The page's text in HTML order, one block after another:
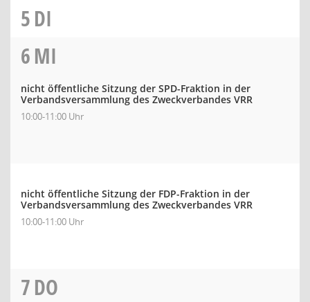
5DI
6MI
nicht öffentliche Sitzung der SPD-Fraktion in der
Verbandsversammlung des Zweckverbandes VRR
10:00-11:00 Uhr
nicht öffentliche Sitzung der FDP-Fraktion in der
Verbandsversammlung des Zweckverbandes VRR
10:00-11:00 Uhr
7DO